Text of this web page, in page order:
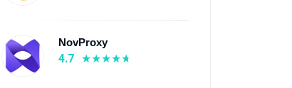
NovProxy
4.7